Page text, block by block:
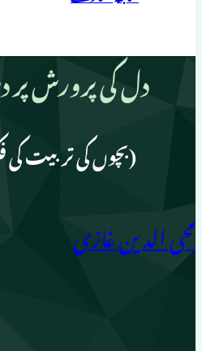
دل کی پرورش پر
(بچوں کی تربیت
محی الدین غازی